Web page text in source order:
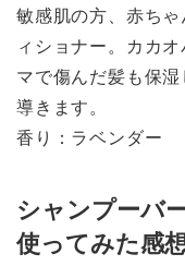
敏感肌の方、赤ちゃ
ィショナー。カカオ
マで傷んだ髪も保
導きます。
香り：ラベンダー
シャンプーバ
使ってみた感